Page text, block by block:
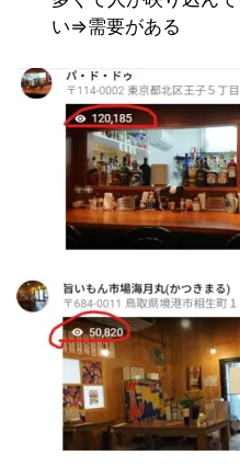
い⇒需要がある